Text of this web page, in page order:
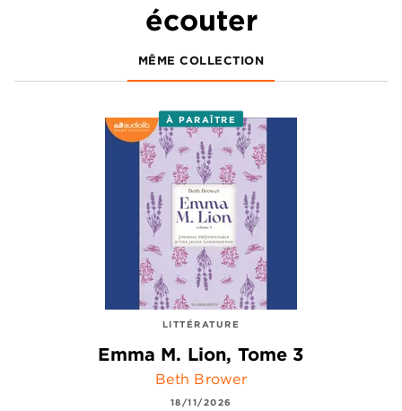
écouter
MÊME COLLECTION
À PARAÎTRE
LITTÉRATURE
Emma M. Lion, Tome 3
Beth Brower
18/11/2026